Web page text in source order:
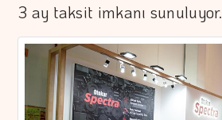
3 ay taksit imkanı sunuluyor.